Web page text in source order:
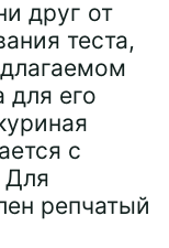
друг от
теста,
для его
с
Для
репчатый